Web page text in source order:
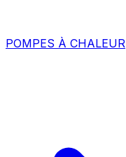
POMPES À CHALEUR